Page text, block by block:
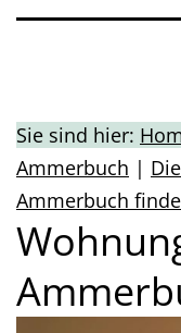
Sie sind hier:
Ammerbuch |
Ammerbuch